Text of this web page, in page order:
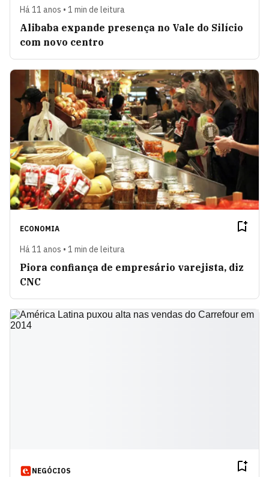
Há 11 anos • 1 min de leitura
Alibaba expande presença no Vale do Silício
com novo centro
ECONOMIA
Há 11 anos • 1 min de leitura
Piora confiança de empresário varejista, diz
CNC
NEGÓCIOS